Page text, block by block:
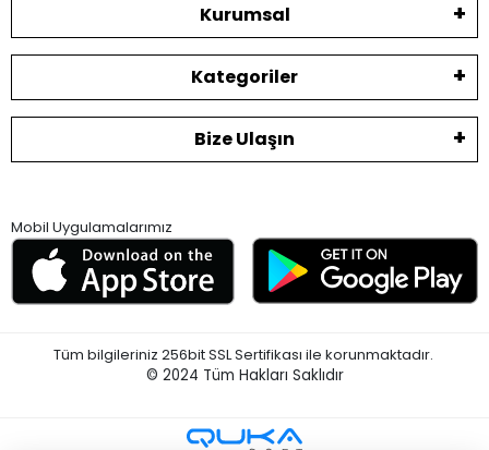
Kurumsal
Kategoriler
Bize Ulaşın
Mobil Uygulamalarımız
Tüm bilgileriniz 256bit SSL Sertifikası ile korunmaktadır.
© 2024 Tüm Hakları Saklıdır